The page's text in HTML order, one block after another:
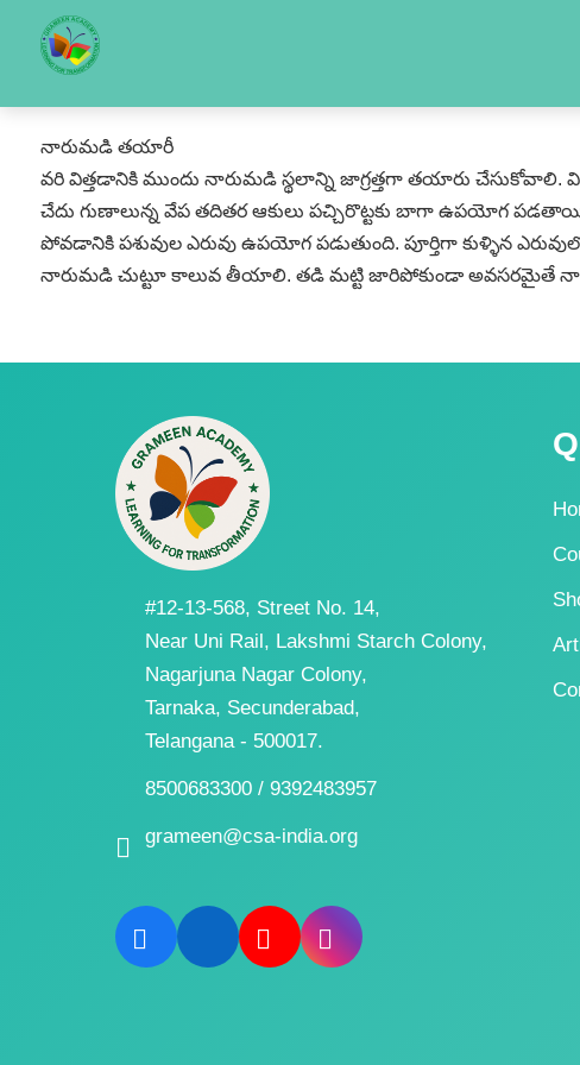
నారుమడి తయారీ
వరి విత్తడానికి ముందు నారుమడి స్థలాన్ని జాగ్రత్తగా తయారు
చేదు గుణాలున్న వేప తదితర ఆకులు పచ్చిరొట్టకు బాగా ఉపయోగ
పోవడానికి పశువుల ఎరువు ఉపయోగ పడుతుంది. పూర్తిగా కుళ్ళిన
నారుమడి చుట్టూ కాలువ తీయాలి. తడి మట్టి జారిపోకుండా అవసరమైతే
#12-13-568, Street No. 14,
Near Uni Rail, Lakshmi Starch Colony,
Nagarjuna Nagar Colony,
Tarnaka, Secunderabad,
Telangana - 500017.
8500683300 / 9392483957
grameen@csa-india.org